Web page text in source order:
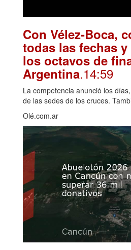
Con Vélez-Boca,
todas las fechas
los octavos de
Argentina.14:59
La competencia anunció los
de las sedes de los cruces.
Olé.com.ar